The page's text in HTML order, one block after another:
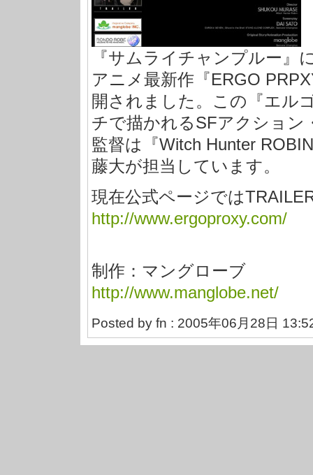
『サムライチャンプルー』
アニメ最新作『ERGO
開されました。この『エル
チで描かれるSFアクション
監督は『Witch Hunter
藤大が担当しています。
現在公式ページでは
http://www.ergoproxy.com/
制作：マングローブ
http://www.manglobe.net/
Posted by fn : 2005年06月28日